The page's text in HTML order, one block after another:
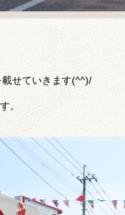
せていきます(^^)/
。